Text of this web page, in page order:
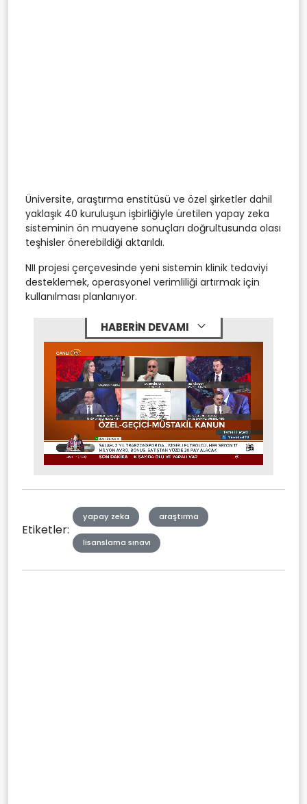
Üniversite, araştırma enstitüsü ve özel şirketler dahil
yaklaşık 40 kuruluşun işbirliğiyle üretilen yapay zeka
sisteminin ön muayene sonuçları doğrultusunda olası
teşhisler önerebildiği aktarıldı.
NII projesi çerçevesinde yeni sistemin klinik tedaviyi
desteklemek, operasyonel verimliliği artırmak için
kullanılması planlanıyor.
HABERİN DEVAMI
Mute Stream
Etiketler:
yapay zeka araştırma
lisanslama sınavı